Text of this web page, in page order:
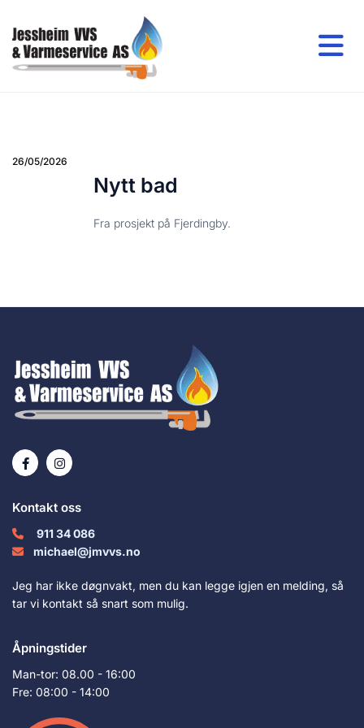
26/05/2026
Nytt bad
Fra prosjekt på Fjerdingby.
Kontakt oss
 911 34 086
 michael@jmvvs.no
Jeg har ikke døgnvakt, men du kan legge igjen en melding, så
tar vi kontakt så snart som mulig.
Åpningstider
Man-tor: 08.00 - 16:00
Fre: 08:00 - 14:00